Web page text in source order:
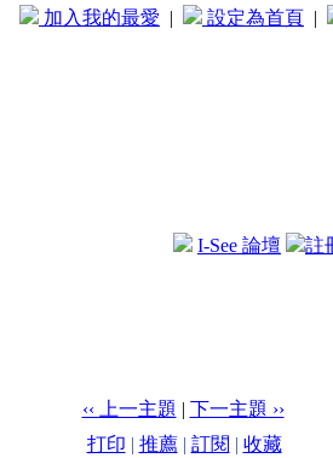
加入我的最愛 | 設定為首頁 |
I-See 論壇 註
‹‹ 上一主題 | 下一主題 ››
打印 | 推薦| 訂閱 | 收藏